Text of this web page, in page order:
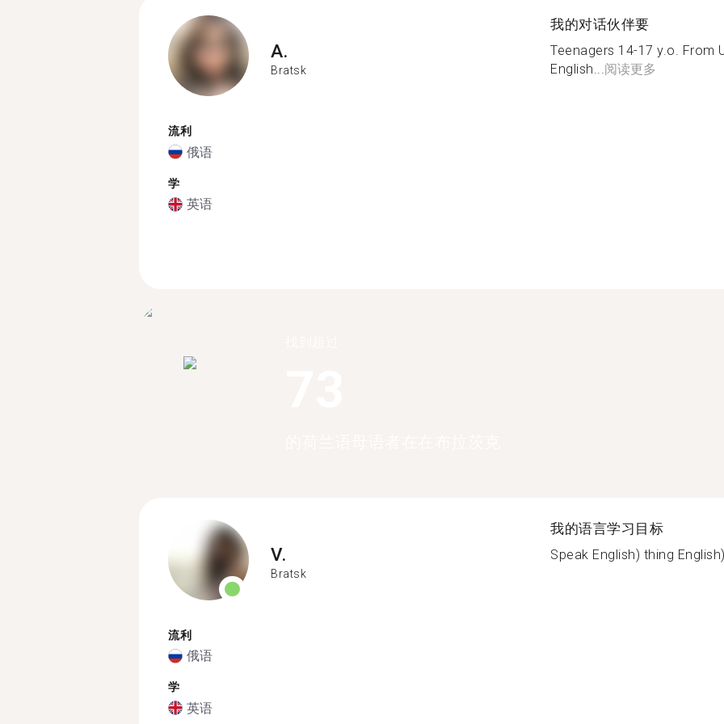
A.
Bratsk
流利
俄语
学
英语
我的对话伙伴要
Teenagers 14-17 y.o. From
English...阅读更多
V.
Bratsk
流利
俄语
学
英语
我的语言学习目标
Speak English) thing